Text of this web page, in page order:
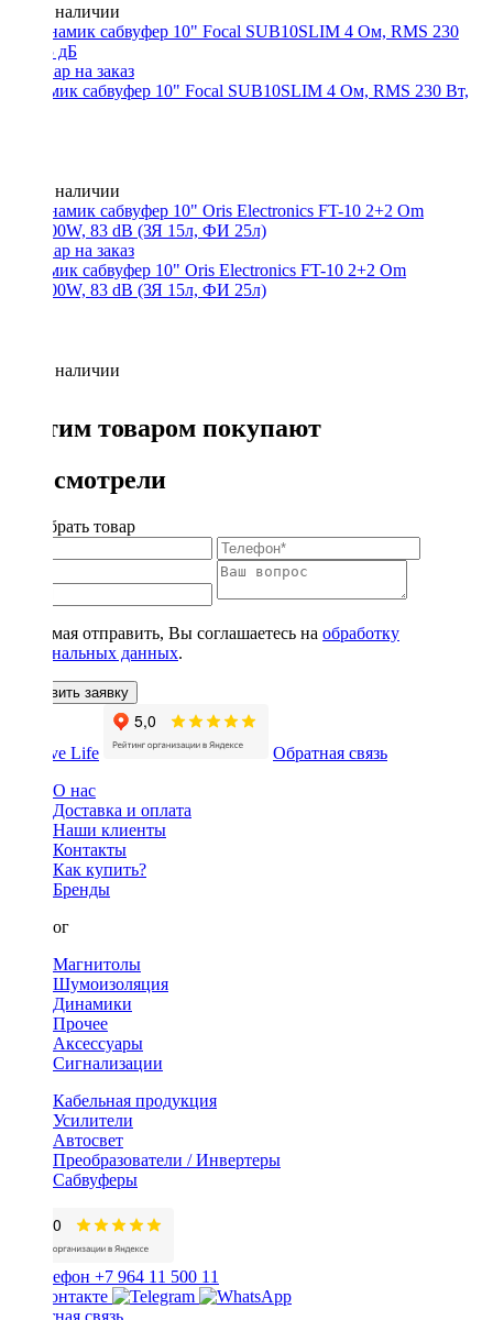
Нет в наличии
Динамик сабвуфер 10" Focal SUB10SLIM 4 Ом, RMS 230 Вт,
Нет в наличии
Динамик сабвуфер 10" Oris Electronics FT-10 2+2 Om
300/600W, 83 dB (ЗЯ 15л, ФИ 25л)
Нет в наличии
С этим товаром покупают
Вы смотрели
Подобрать товар
Нажимая отправить, Вы соглашаетесь на обработку
персональных данных.
Оставить заявку
Обратная связь
О нас
Доставка и оплата
Наши клиенты
Контакты
Как купить?
Бренды
Каталог
Магнитолы
Шумоизоляция
Динамики
Прочее
Аксессуары
Сигнализации
Кабельная продукция
Усилители
Автосвет
Преобразователи / Инвертеры
Сабвуферы
+7 964 11 500 11
Обратная связь